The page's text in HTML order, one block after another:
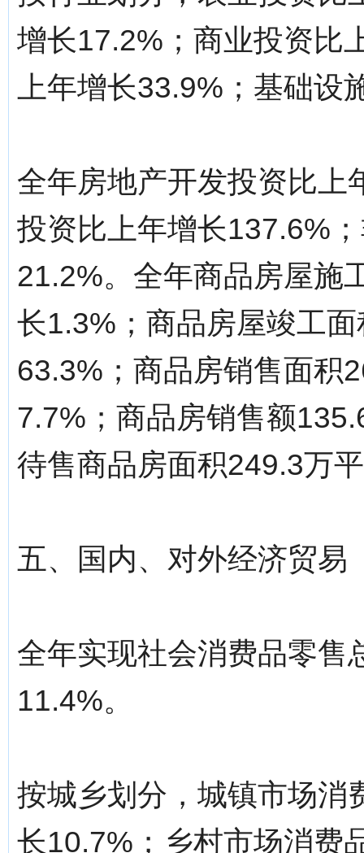
增长17.2%；商业投资比
上年增长33.9%；基础
全年房地产开发投资比上
投资比上年增长137.6%
21.2%。全年商品房屋施
长1.3%；商品房屋竣工
63.3%；商品房销售面积
7.7%；商品房销售额
待售商品房面积249.3万
五、国内、对外经济贸易
全年实现社会消费品零售
11.4%。
按城乡划分，城镇市场消
长10.7%；乡村市场消费